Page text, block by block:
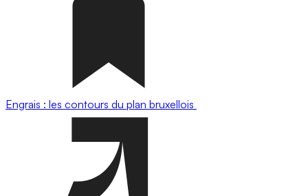
Engrais : les contours du plan bruxellois